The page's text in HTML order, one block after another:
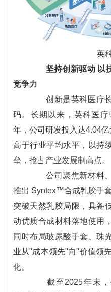
英科
坚持创新驱动 以
竞争力
创新是英科医疗长
码。长期以来，英科医
年，公司研发投入达4.04
高于行业平均水平，以持
垒，抢占产业发展制高点。
公司聚焦新材料、
推出 Syntex™合成乳胶手
突破天然乳胶局限，具备
动优质合成材料落地使用
同时布局玻尿酸手套、珠
业从"成本领先"向"价值领
化。
截至2025年末，